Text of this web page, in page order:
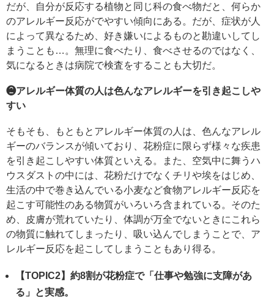
だが、自分が反応する植物と同じ科の食べ物だと、何らか
のアレルギー反応がでやすい傾向にある。だが、症状が人
によって異なるため、好き嫌いによるものと勘違いしてし
まうことも…。無理に食べたり、食べさせるのではなく、
気になるときは病院で検査をすることも大切だ。
❷アレルギー体質の人は色んなアレルギーを引き起こしや
すい
そもそも、もともとアレルギー体質の人は、色んなアレル
ギーのバランスが傾いており、花粉症に限らず様々な疾患
を引き起こしやすい体質といえる。また、空気中に舞うハ
ウスダストの中には、花粉だけでなくチリや埃をはじめ、
生活の中で巻き込んでいる小麦など食物アレルギー反応を
起こす可能性のある物質がいろいろ含まれている。そのた
め、皮膚が荒れていたり、体調が万全でないときにこれら
の物質に触れてしまったり、吸い込んでしまうことで、ア
レルギー反応を起こしてしまうこともあり得る。
【TOPIC2】約8割が花粉症で「仕事や勉強に支障があ
る」と実感。